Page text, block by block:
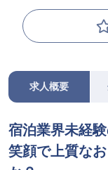
求人概要
宿泊業界未経
笑顔で上質な